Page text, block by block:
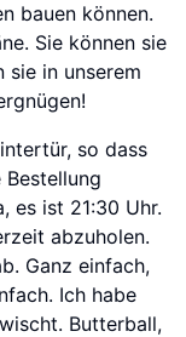
bauen können.
Sie können sie
sie in unserem
so dass
es ist 21:30 Uhr.
abzuholen.
Ganz einfach,
Ich habe
Butterball,